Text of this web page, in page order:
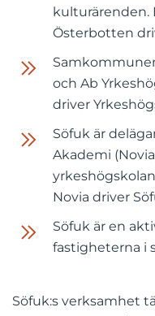
kulturärenden.
Österbotten
och Ab
driver
Söfuk är
Akademi
Novia driver
Söfuk är en
fastigheterna i
Söfuk:s verksamhet